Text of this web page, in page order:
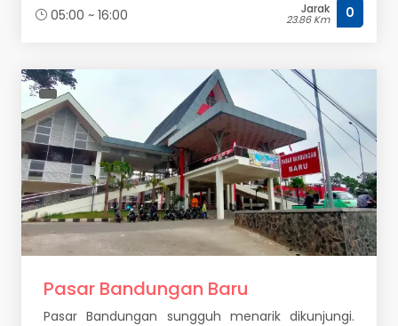
05:00 ~ 16:00 Jarak
23.86 Km 0
Pasar Bandungan Baru
Pasar Bandungan sungguh menarik dikunjungi.